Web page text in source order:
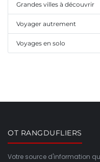
Grandes villes à découvrir
Voyager autrement
Voyages en solo
OT RANGDUFLIERS
Votre source d'information